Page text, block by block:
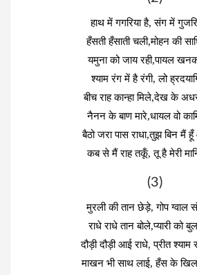
हाथ में गगरिया है, संग में
हँसती हँसाती चली,मोहन की
यमुना को जाय रही,पायल
श्याम रंग में है रंगी, लो
बीच राह कान्हा मिले,देख के
नैनन के बाण मारे,धायल वो
बैठो जरा पास राधा,तुझ बिन मैं
कब से मैं राह तकूँ, तू है मेरी
(3)
मुरली की तान छेड़े, गोप ग्वाल
राधे राधे तान बोले,प्यारी को
दौड़ी दौड़ी आई राधे, प्रीत श्याम
माखन भी साथ लाई, हँस के